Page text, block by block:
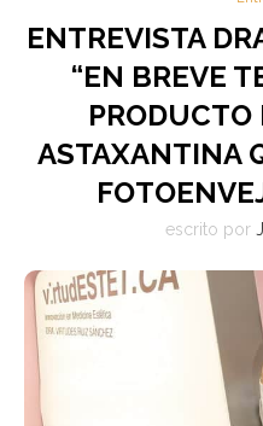
ENTREVISTA
“EN BREVE
PRODUCTO
ASTAXANTINA
escrito por